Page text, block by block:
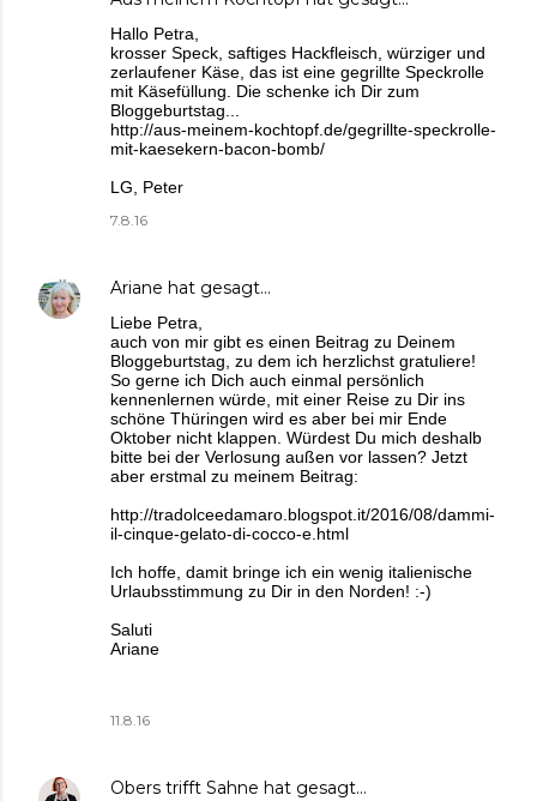
Hallo Petra,
krosser Speck, saftiges Hackfleisch, würziger und
zerlaufener Käse, das ist eine gegrillte Speckrolle
mit Käsefüllung. Die schenke ich Dir zum
Bloggeburtstag...
http://aus-meinem-kochtopf.de/gegrillte-speckrolle-
mit-kaesekern-bacon-bomb/
LG, Peter
7.8.16
Ariane hat gesagt…
Liebe Petra,
auch von mir gibt es einen Beitrag zu Deinem
Bloggeburtstag, zu dem ich herzlichst gratuliere!
So gerne ich Dich auch einmal persönlich
kennenlernen würde, mit einer Reise zu Dir ins
schöne Thüringen wird es aber bei mir Ende
Oktober nicht klappen. Würdest Du mich deshalb
bitte bei der Verlosung außen vor lassen? Jetzt
aber erstmal zu meinem Beitrag:
http://tradolceedamaro.blogspot.it/2016/08/dammi-
il-cinque-gelato-di-cocco-e.html
Ich hoffe, damit bringe ich ein wenig italienische
Urlaubsstimmung zu Dir in den Norden! :-)
Saluti
Ariane
11.8.16
Obers trifft Sahne hat gesagt…